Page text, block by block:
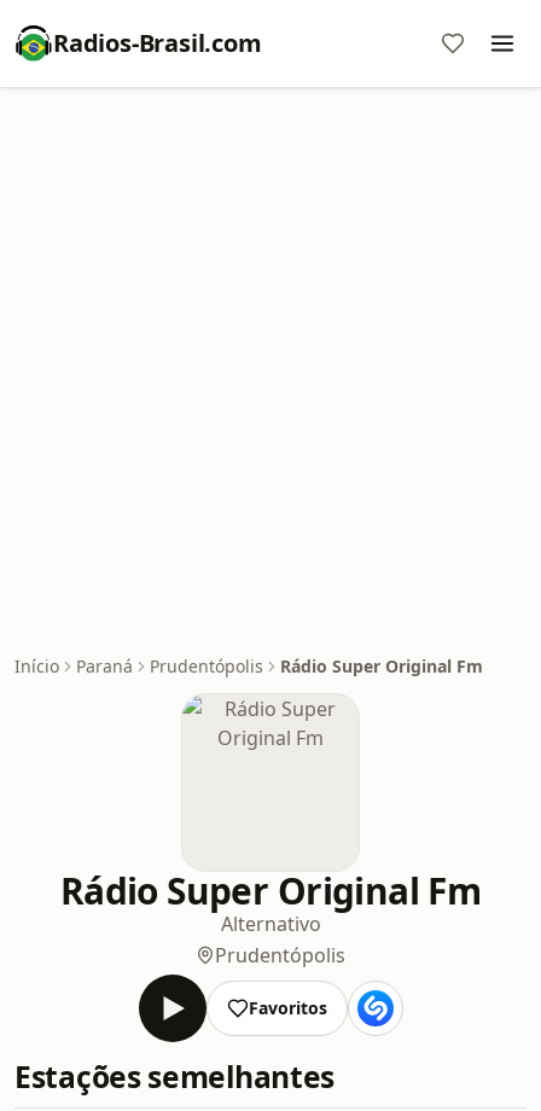
Radios-Brasil.com
Início Paraná Prudentópolis Rádio Super Original Fm
Rádio Super Original Fm
Alternativo
Prudentópolis
Favoritos
Estações semelhantes